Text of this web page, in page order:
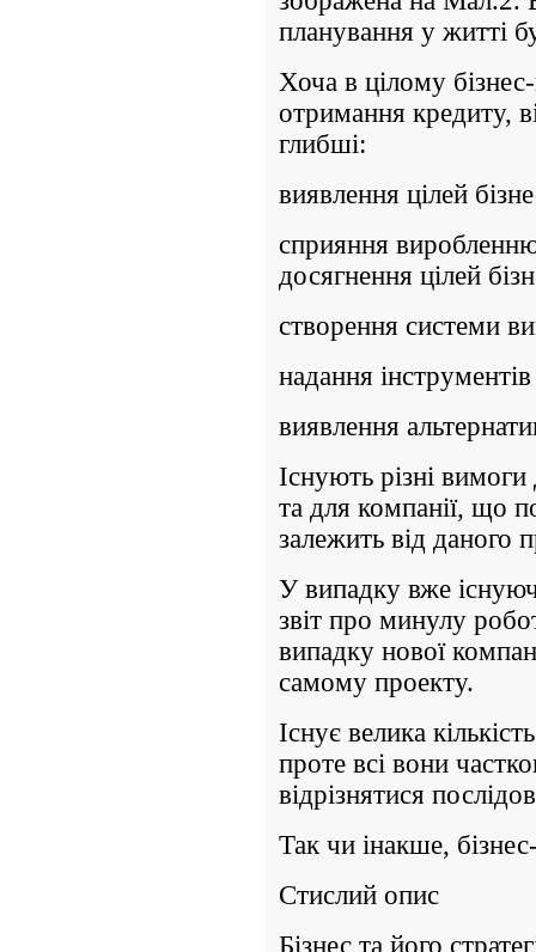
планування у житті
Хоча в цілому
отримання кредиту,
глибші:
виявлення цілей
сприяння виробленню
досягнення цілей
створення системи
надання
виявлення
Існують різні
та для компанії, що
залежить від даного
У випадку вже
звіт про минулу
випадку нової
самому проекту.
Існує велика
проте всі вони
відрізнятися
Так чи інакше,
Стислий опис
Бізнес та його